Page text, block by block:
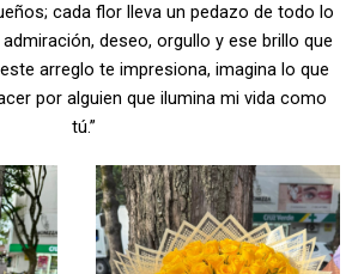
cada flor lleva un pedazo de todo lo
deseo, orgullo y ese brillo que
arreglo te impresiona, imagina lo que
por alguien que ilumina mi vida como
tú.”